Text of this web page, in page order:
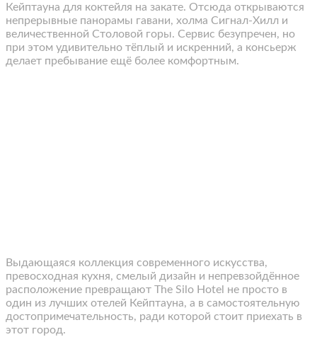
Кейптауна для коктейля на закате. Отсюда открываются
непрерывные панорамы гавани, холма Сигнал-Хилл и
величественной Столовой горы. Сервис безупречен, но
при этом удивительно тёплый и искренний, а консьерж
делает пребывание ещё более комфортным.
Выдающаяся коллекция современного искусства,
превосходная кухня, смелый дизайн и непревзойдённое
расположение превращают The Silo Hotel не просто в
один из лучших отелей Кейптауна, а в самостоятельную
достопримечательность, ради которой стоит приехать в
этот город.